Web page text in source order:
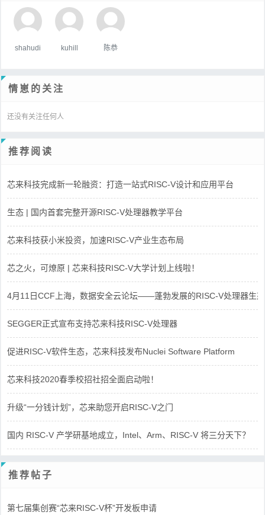
shahudi kuhill 陈恭
情崽的关注
还没有关注任何人
推荐阅读
芯来科技完成新一轮融资：打造一站式RISC-V设计和应用平台
生态 | 国内首套完整开源RISC-V处理器教学平台
芯来科技获小米投资，加速RISC-V产业生态布局
芯之火，可燎原 | 芯来科技RISC-V大学计划上线啦！
4月11日CCF上海，数据安全云论坛——蓬勃发展的RISC-V处理器生态
SEGGER正式宣布支持芯来科技RISC-V处理器
促进RISC-V软件生态，芯来科技发布Nuclei Software Platform
芯来科技2020春季校招社招全面启动啦！
升级“一分钱计划”，芯来助您开启RISC-V之门
国内 RISC-V 产学研基地成立，Intel、Arm、RISC-V 将三分天下？
推荐帖子
第七届集创赛“芯来RISC-V杯”开发板申请